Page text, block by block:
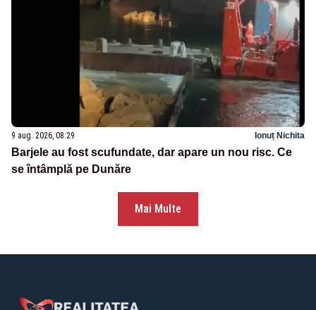
9 aug. 2026, 08:29 Ionuț Nichita
Barjele au fost scufundate, dar apare un nou risc. Ce
se întâmplă pe Dunăre
Mai Multe